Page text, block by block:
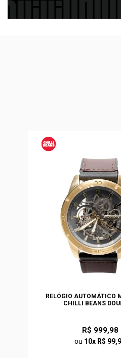
RELÓGIO AUTOMÁTICO
CHILLI BEANS
R$ 999,98
ou 10x R$